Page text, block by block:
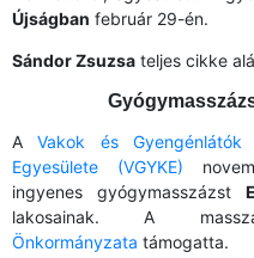
Újságban február 29-én.
Sándor Zsuzsa teljes cikke
AVakok és Gyengénlátók
Egyesülete (VGYKE)
ingyenes gyógymasszázst
lakosainak. A
Önkormányzata támogatta.